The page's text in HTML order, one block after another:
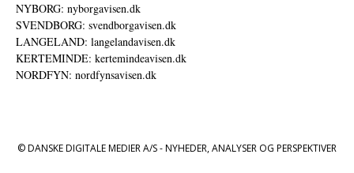
NYBORG: nyborgavisen.dk
SVENDBORG: svendborgavisen.dk
LANGELAND: langelandavisen.dk
KERTEMINDE: kertemindeavisen.dk
NORDFYN: nordfynsavisen.dk
© DANSKE DIGITALE MEDIER A/S - NYHEDER, ANALYSER OG PERSPEKTIVER